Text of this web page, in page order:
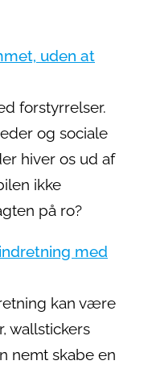
uden at
forstyrrelser.
og sociale
hiver os ud af
ikke
på ro?
med
kan være
wallstickers
nemt skabe en